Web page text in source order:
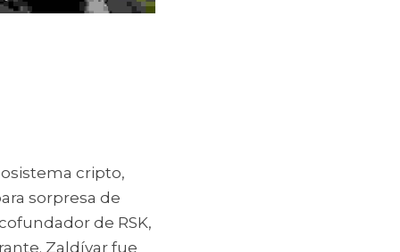
cripto,
sorpresa de
de RSK,
Zaldívar fue